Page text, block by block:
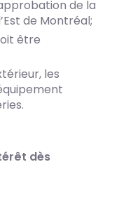
de la
de Montréal;
être
les
dès